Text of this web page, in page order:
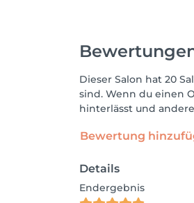
Dieser Salon hat 20
sind. Wenn du einen
hinterlässt und
Bewertung
Details
Endergebnis